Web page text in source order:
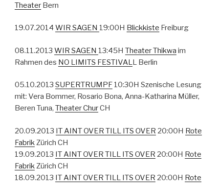
Theater Bern
19.07.2014 WIR SAGEN 19:00H Blickkiste Freiburg
08.11.2013 WIR SAGEN 13:45H Theater Thikwa im
Rahmen des NO LIMITS FESTIVAL L Berlin
05.10.2013 SUPERTRUMPF 10:30H Szenische Lesung
mit: Vera Bommer, Rosario Bona, Anna-Katharina Müller,
Beren Tuna, Theater ChurCH
20.09.2013 IT AINT OVER TILL ITS OVER 20:00H Rote
Fabrik Zürich CH
19.09.2013 IT AINT OVER TILL ITS OVER 20:00H Rote
Fabrik Zürich CH
18.09.2013 IT AINT OVER TILL ITS OVER 20:00H Rote